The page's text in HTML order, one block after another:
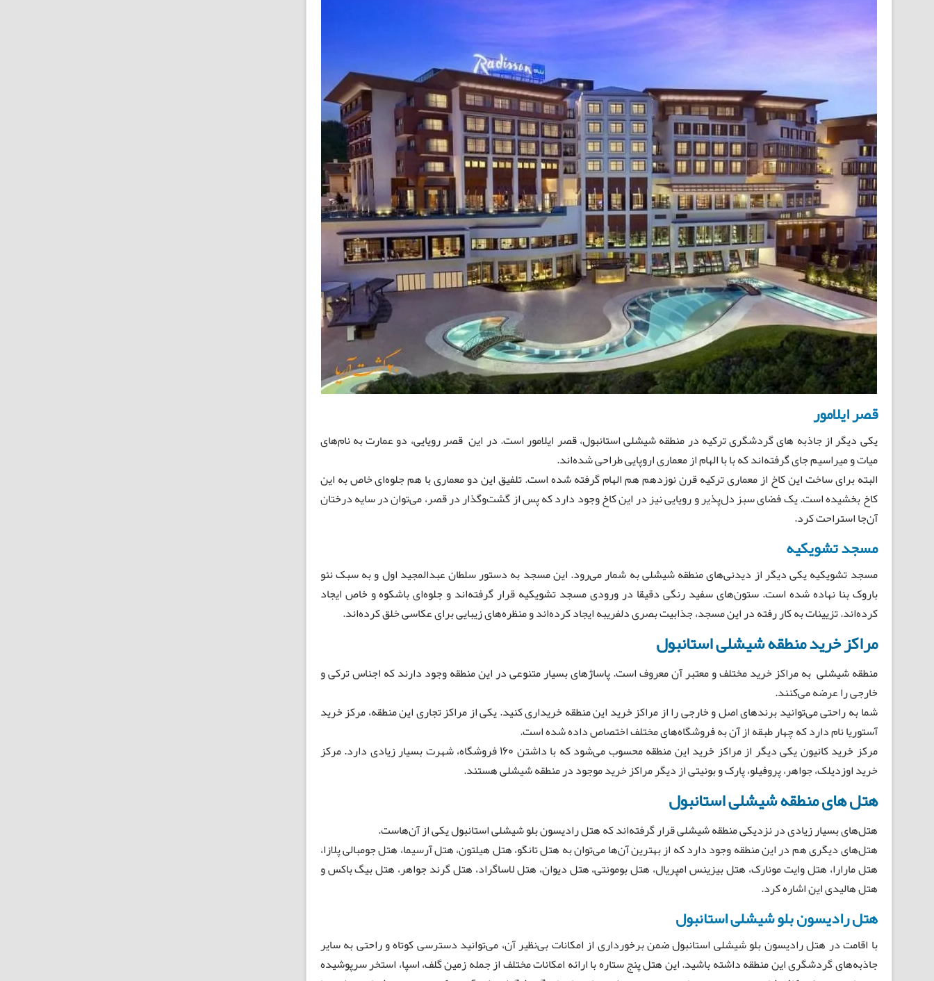
قصر ایلامور
یکی دیگر از جاذبه ‌های گردشگری ترکیه در منطقه شیشلی استانبول، قصر ایلامور است. در این قصر رویایی، دو عمارت به نام‌های
میات و میراسیم جای گرفته‌اند که با با الهام از معماری اروپایی طراحی شده‌اند.
البته برای ساخت این کاخ از معماری ترکیه قرن نوزدهم هم الهام گرفته شده است. تلفیق این دو معماری با هم جلوه‌ای خاص به این
کاخ بخشیده است. یک فضای سبز دل‌پذیر و رویایی نیز در این کاخ وجود دارد که پس از گشت‌وگذار در قصر، می‌توان در سایه درختان
آن‌جا استراحت کرد.
مسجد تشویکیه
مسجد تشویکیه یکی دیگر از دیدنی‌های منطقه شیشلی به شمار می‌رود. این مسجد به دستور سلطان عبدالمجید اول و به سبک نئو
باروک بنا نهاده شده است. ستون‌های سفید رنگی دقیقا در ورودی مسجد تشویکیه قرار گرفته‌اند و جلوه‌ای باشکوه و خاص ایجاد
کرده‌اند. تزیینات به کار رفته در این مسجد، جذابیت بصری دلفریبه ایجاد کرده‌اند و منظره‌های زیبایی برای عکاسی خلق کرده‌اند.
مراکز خرید منطقه شیشلی استانبول
منطقه شیشلی به مراکز خرید مختلف و معتبر آن معروف است. پاساژهای بسیار متنوعی در این منطقه وجود دارند که اجناس ترکی و
خارجی را عرضه می‌کنند.
شما به راحتی می‌توانید برندهای اصل و خارجی را از مراکز خرید این منطقه خریداری کنید. یکی از مراکز تجاری این منطقه، مرکز خرید
آستوریا نام دارد که چهار طبقه از آن به فروشگاه‌‌های مختلف اختصاص داده شده است.
مرکز خرید کانیون یکی دیگر از مراکز خرید این منطقه محسوب می‌شود که با داشتن 160 فروشگاه، شهرت بسیار زیادی دارد. مرکز
خرید اوزدیلک، جواهر، پروفیلو، پارک و بونیتی از دیگر مراکز خرید موجود در منطقه شیشلی هستند.
هتل‌ های منطقه شیشلی استانبول
هتل‌های بسیار زیادی در نزدیکی منطقه شیشلی قرار گرفته‌اند که هتل رادیسون بلو شیشلی استانبول یکی از آن‌هاست.
هتل‌های دیگری هم در این منطقه وجود دارد که از بهترین آن‌ها می‌توان به هتل تانگو، هتل هیلتون، هتل آرسیما، هتل جومبالی پلازا،
هتل مارارا، هتل وایت مونارک، هتل بیزینس امپریال، هتل بومونتی، هتل دیوان، هتل لاساگراد، هتل گرند جواهر، هتل بیگ باکس و
هتل هالیدی این اشاره کرد.
هتل رادیسون بلو شیشلی استانبول
با اقامت در هتل رادیسون بلو شیشلی استانبول ضمن برخورداری از امکانات بی‌نظیر آن، می‌توانید دسترسی کوتاه و راحتی به سایر
جاذبه‌های گردشگری این منطقه داشته باشید. این هتل پنج ستاره با ارائه امکانات مختلف از جمله زمین گلف، اسپا، استخر سرپوشیده